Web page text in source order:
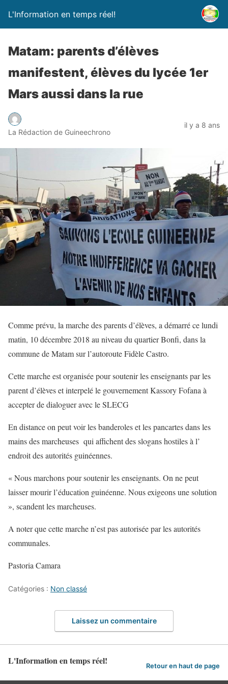
L'Information en temps réel!
Matam: parents d’élèves
manifestent, élèves du lycée 1er
Mars aussi dans la rue
La Rédaction de Guineechrono
il y a 8 ans
Comme prévu, la marche des parents d’élèves, a démarré ce lundi
matin, 10 décembre 2018 au niveau du quartier Bonfi, dans la
commune de Matam sur l’autoroute Fidèle Castro.
Cette marche est organisée pour soutenir les enseignants par les
parent d’élèves et interpelé le gouvernement Kassory Fofana à
accepter de dialoguer avec le SLECG
En distance on peut voir les banderoles et les pancartes dans les
mains des marcheuses qui affichent des slogans hostiles à l’
endroit des autorités guinéennes.
« Nous marchons pour soutenir les enseignants. On ne peut
laisser mourir l’éducation guinéenne. Nous exigeons une solution
», scandent les marcheuses.
A noter que cette marche n’est pas autorisée par les autorités
communales.
Pastoria Camara
Catégories : Non classé
Laissez un commentaire
L'Information en temps réel! Retour en haut de page